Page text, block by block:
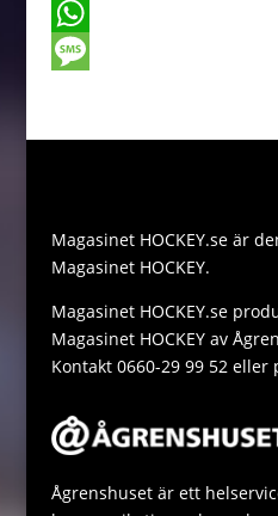
b
o
s
e
t
m
a
C
o
n
k
W
A
p
p
a
g
e
Magasinet HOCKEY.se är
Magasinet HOCKEY.
Magasinet HOCKEY.se
Magasinet HOCKEY av
Kontakt 0660-29 99 52 eller
Ågrenshuset är ett